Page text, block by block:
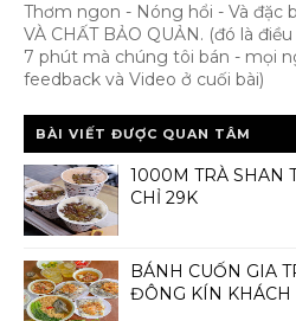
Thơm ngon - Nóng hổi - Và đặc
VÀ CHẤT BẢO QUẢN. (đó là
7 phút mà chúng tôi bán - mọi
feedback và Video ở cuối bài)
BÀI VIẾT ĐƯỢC QUAN TÂM
1000M TRÀ SHAN
CHỈ 29K
BÁNH CUỐN GIA
ĐÔNG KÍN KHÁCH